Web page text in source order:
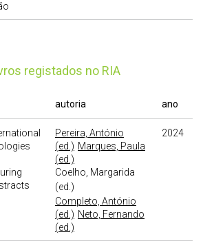
registados no RIA
autoria ano
Pereira, António
(ed.) Marques, Paula
(ed.)
Coelho, Margarida
(ed.)
Completo, António
(ed.) Neto, Fernando
(ed.)
2024